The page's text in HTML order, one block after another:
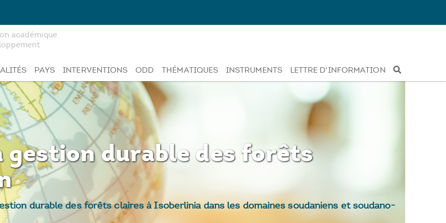
académique
PAYS INTERVENTIONS ODD THÉMATIQUES INSTRUMENTS LETTRE D'INFORMATION
durable des forêts
durable des forêts claires à Isoberlinia dans les domaines soudaniens et soudano-